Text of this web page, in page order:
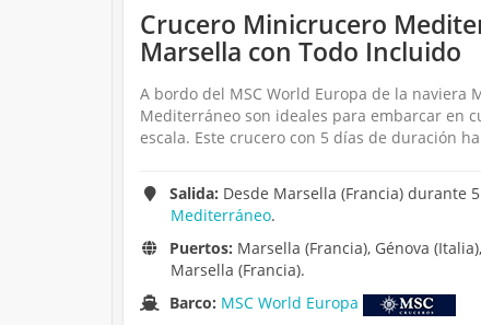
Crucero Minicrucero
Marsella con Todo Incluido
A bordo del MSC World Europa de la naviera
Mediterráneo son ideales para embarcar en
escala. Este crucero con 5 días de duración
Salida: Desde Marsella (Francia) durante
Mediterráneo.
Puertos: Marsella (Francia), Génova
Marsella (Francia).
Barco: MSC World Europa